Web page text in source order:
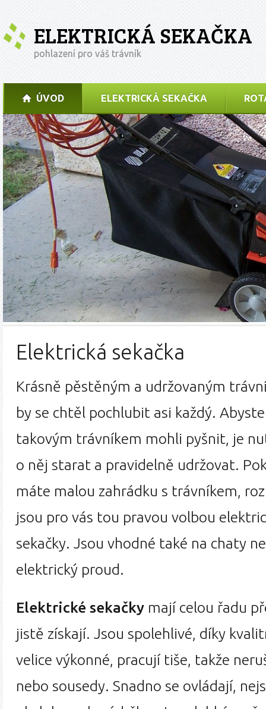
ELEKTRICKÁ SEKAČKA
pohlazení pro váš trávník
ÚVOD ELEKTRICKÁ SEKAČKA
Předchozí
Elektrická sekačka
Krásně pěstěným a udržovaným
by se chtěl pochlubit asi každý.
takovým trávníkem mohli pyšnit, je
o něj starat a pravidelně udržovat.
máte malou zahrádku s trávníkem,
jsou pro vás tou pravou volbou
sekačky. Jsou vhodné také na chaty
elektrický proud.
Elektrické sekačky mají celou řadu
jistě získají. Jsou spolehlivé, díky
velice výkonné, pracují tiše, takže
nebo sousedy. Snadno se ovládají,